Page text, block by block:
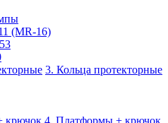
(MR-16)
3. Кольца протекторные
4. Платформы + крючок